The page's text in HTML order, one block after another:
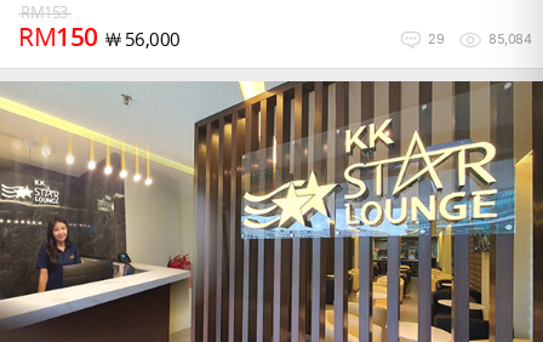
RM153
RM150 ￦ 56,000 29 85,084